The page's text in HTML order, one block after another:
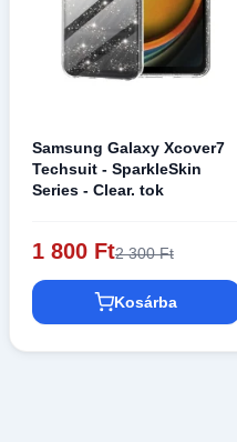
Samsung Galaxy Xcover7
Techsuit - SparkleSkin
Series - Clear. tok
1 800 Ft2 300 Ft
Kosárba